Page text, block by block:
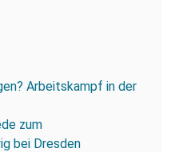
Arbeitskampf in der
zum
bei Dresden